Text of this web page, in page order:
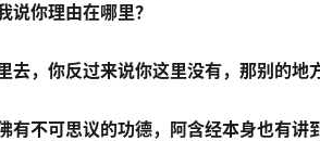
说你理由在哪里？
去，你反过来说你这里没有，那别的地
有不可思议的功德，阿含经本身也有